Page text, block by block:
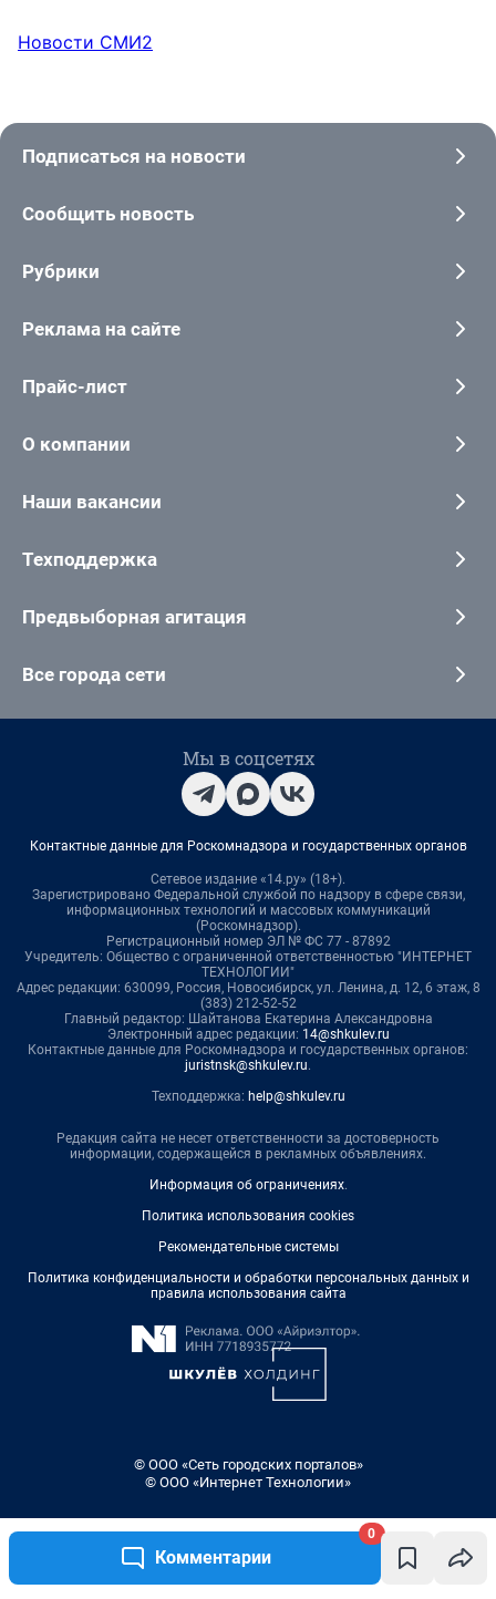
Комментарии
0
Новости СМИ2
Подписаться на новости
Сообщить новость
Рубрики
Реклама на сайте
Прайс-лист
О компании
Наши вакансии
Техподдержка
Предвыборная агитация
Все города сети
Мы в соцсетях
Контактные данные для Роскомнадзора и государственных органов
Сетевое издание «14.ру» (18+).
Зарегистрировано Федеральной службой по надзору в сфере связи,
информационных технологий и массовых коммуникаций
(Роскомнадзор).
Регистрационный номер ЭЛ № ФС 77 - 87892
Учредитель: Общество с ограниченной ответственностью "ИНТЕРНЕТ
ТЕХНОЛОГИИ"
Адрес редакции: 630099, Россия, Новосибирск, ул. Ленина, д. 12, 6 этаж, 8
(383) 212-52-52
Главный редактор: Шайтанова Екатерина Александровна
Электронный адрес редакции: 14@shkulev.ru
Контактные данные для Роскомнадзора и государственных органов:
juristnsk@shkulev.ru.
Техподдержка: help@shkulev.ru
Редакция сайта не несет ответственности за достоверность
информации, содержащейся в рекламных объявлениях.
Информация об ограничениях.
Политика использования cookies
Рекомендательные системы
Политика конфиденциальности и обработки персональных данных и
правила использования сайта
© ООО «Сеть городских порталов»
© ООО «Интернет Технологии»